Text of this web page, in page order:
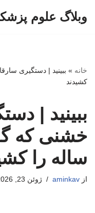
وبلاگ علوم
خانه »
کشیدند
ببینید |
ساله را
از aminkav ژوئن 23, 2026